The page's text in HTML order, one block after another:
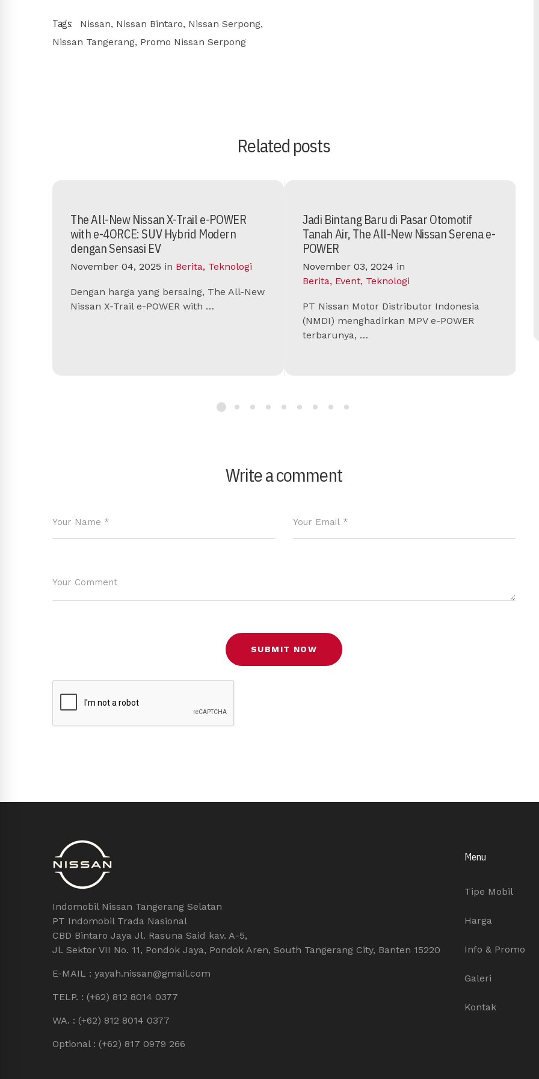
Tags: Nissan, Nissan Bintaro, Nissan Serpong,
Nissan Tangerang, Promo Nissan Serpong
Related posts
The All-New Nissan X-Trail e-POWER
with e-4ORCE: SUV Hybrid Modern
dengan Sensasi EV
November 04, 2025 in Berita, Teknologi
Dengan harga yang bersaing, The All-New
Nissan X-Trail e-POWER with …
Jadi Bintang Baru di Pasar Otomotif
Tanah Air, The All-New Nissan Serena e-
POWER
November 03, 2024 in
Berita, Event, Teknologi
PT Nissan Motor Distributor Indonesia
(NMDI) menghadirkan MPV e-POWER
terbarunya, …
Write a comment
Indomobil Nissan Tangerang Selatan
PT Indomobil Trada Nasional
CBD Bintaro Jaya Jl. Rasuna Said kav. A-5,
Jl. Sektor VII No. 11, Pondok Jaya, Pondok Aren, South Tangerang City, Banten 15220
E-MAIL : yayah.nissan@gmail.com
TELP. : (+62) 812 8014 0377
WA. : (+62) 812 8014 0377
Optional : (+62) 817 0979 266
Menu
Tipe Mobil
Harga
Info & Promo
Galeri
Kontak